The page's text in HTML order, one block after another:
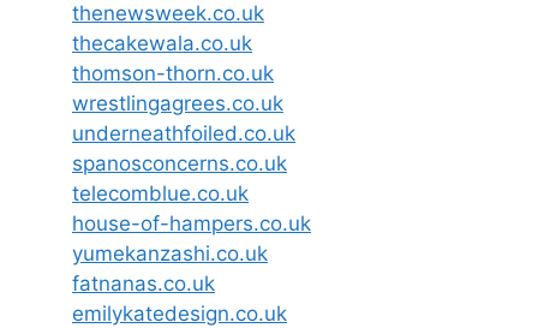
thenewsweek.co.uk
thecakewala.co.uk
thomson-thorn.co.uk
wrestlingagrees.co.uk
underneathfoiled.co.uk
spanosconcerns.co.uk
telecomblue.co.uk
house-of-hampers.co.uk
yumekanzashi.co.uk
fatnanas.co.uk
emilykatedesign.co.uk